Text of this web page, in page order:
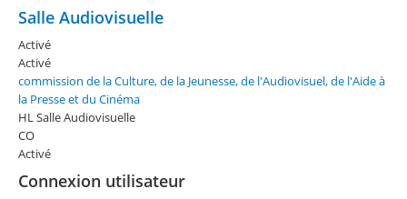
Salle Audiovisuelle
Activé
Activé
commission de la Culture, de la Jeunesse, de l'Audiovisuel, de l'Aide à
la Presse et du Cinéma
HL Salle Audiovisuelle
CO
Activé
Connexion utilisateur